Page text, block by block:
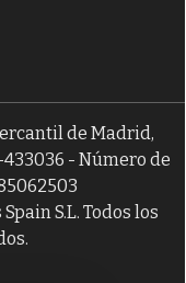
de Madrid,
433036 - Número de
S.L. Todos los